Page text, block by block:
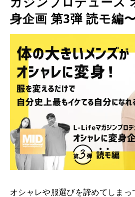
身企画 第3弾 読モ編
オシャレや服選びを諦めてしまっ